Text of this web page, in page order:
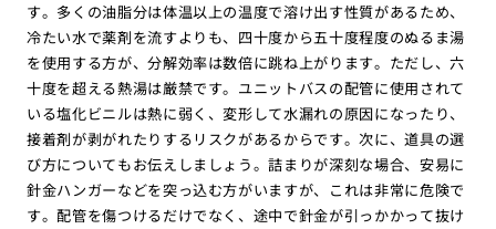
す。多くの油脂分は体温以上の温度で溶け出す性質があるため、
冷たい水で薬剤を流すよりも、四十度から五十度程度のぬるま湯
を使用する方が、分解効率は数倍に跳ね上がります。ただし、六
十度を超える熱湯は厳禁です。ユニットバスの配管に使用されて
いる塩化ビニルは熱に弱く、変形して水漏れの原因になったり、
接着剤が剥がれたりするリスクがあるからです。次に、道具の選
び方についてもお伝えしましょう。詰まりが深刻な場合、安易に
針金ハンガーなどを突っ込む方がいますが、これは非常に危険で
す。配管を傷つけるだけでなく、途中で針金が引っかかって抜け